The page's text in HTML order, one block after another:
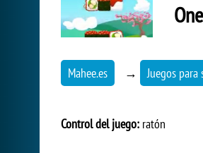
Mahee.es → Juegos
Control del juego: ratón